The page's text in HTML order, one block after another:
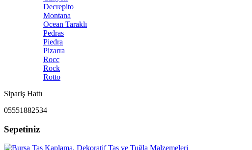
Decrepito
Montana
Ocean Taraklı
Pedras
Piedra
Pizarra
Rocc
Rock
Rotto
Sipariş Hattı
05551882534
Sepetiniz